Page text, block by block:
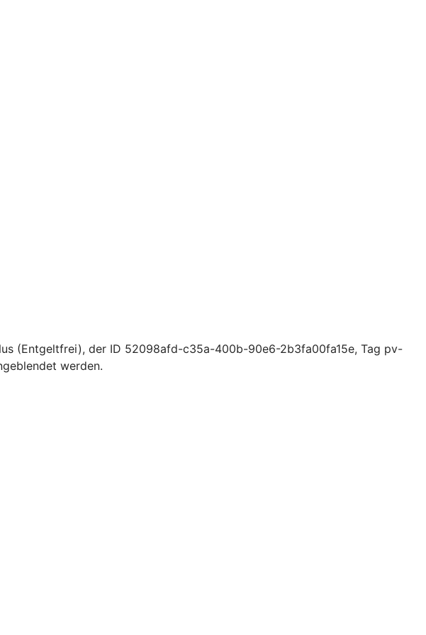
(Entgeltfrei), der ID 52098afd-c35a-400b-90e6-2b3fa00fa15e, Tag pv-
werden.